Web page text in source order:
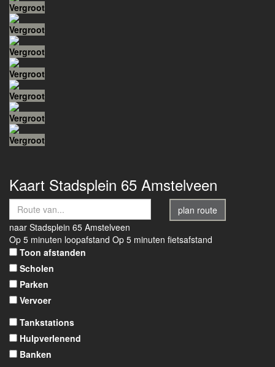
Vergroot
Vergroot
Vergroot
Vergroot
Vergroot
Vergroot
Vergroot
Kaart Stadsplein 65 Amstelveen
plan route
naar Stadsplein 65 Amstelveen
Op 5 minuten loopafstand Op 5 minuten fietsafstand
Toon afstanden
Scholen
Parken
Vervoer
Tankstations
Hulpverlenend
Banken